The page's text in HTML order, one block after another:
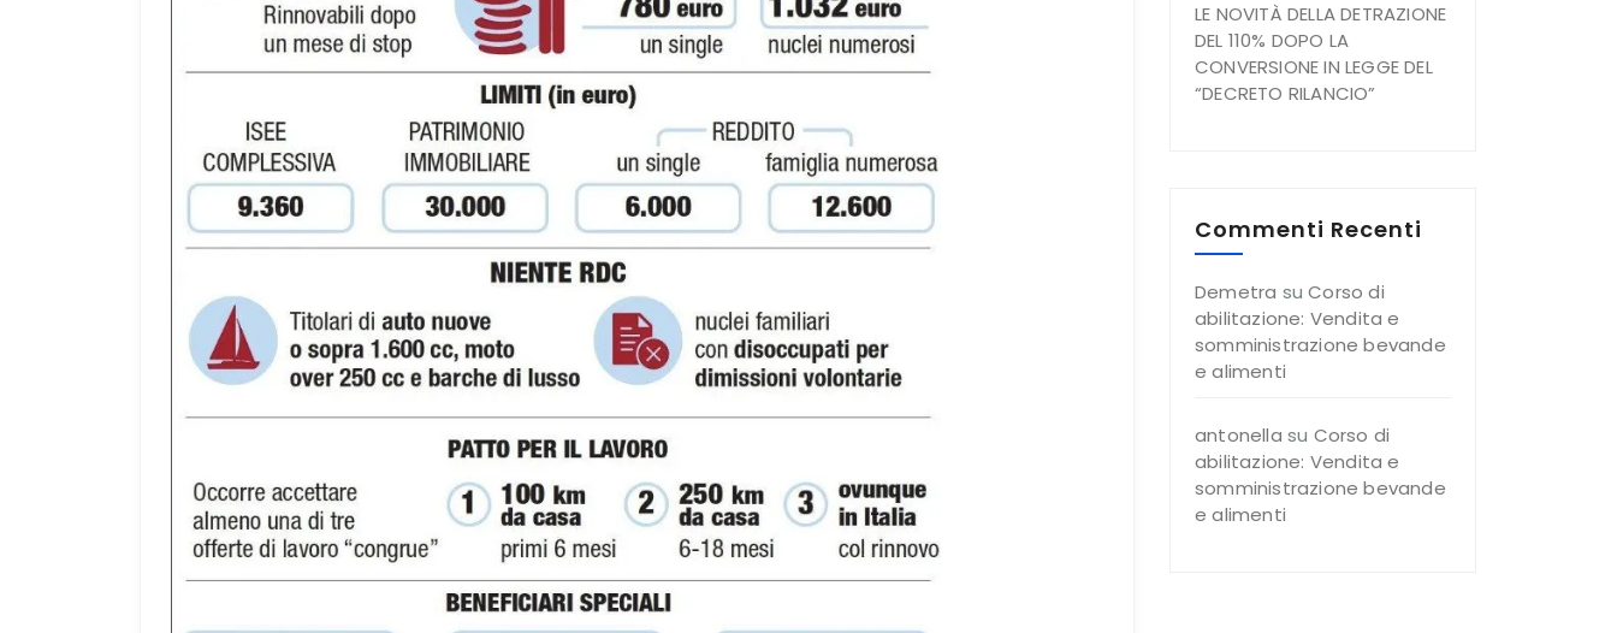
LE NOVITÀ DELLA DETRAZIONE
DEL 110% DOPO LA
CONVERSIONE IN LEGGE DEL
“DECRETO RILANCIO”
Commenti Recenti
Demetra suCorso di
abilitazione: Vendita e
somministrazione bevande
e alimenti
antonella su Corso di
abilitazione: Vendita e
somministrazione bevande
e alimenti